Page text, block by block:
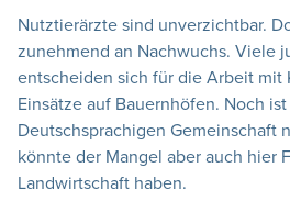
Nutztierärzte sind unverzichtbar.
zunehmend an Nachwuchs. Viele
entscheiden sich für die Arbeit mit
Einsätze auf Bauernhöfen. Noch
Deutschsprachigen Gemeinschaft
könnte der Mangel aber auch hier
Landwirtschaft haben.